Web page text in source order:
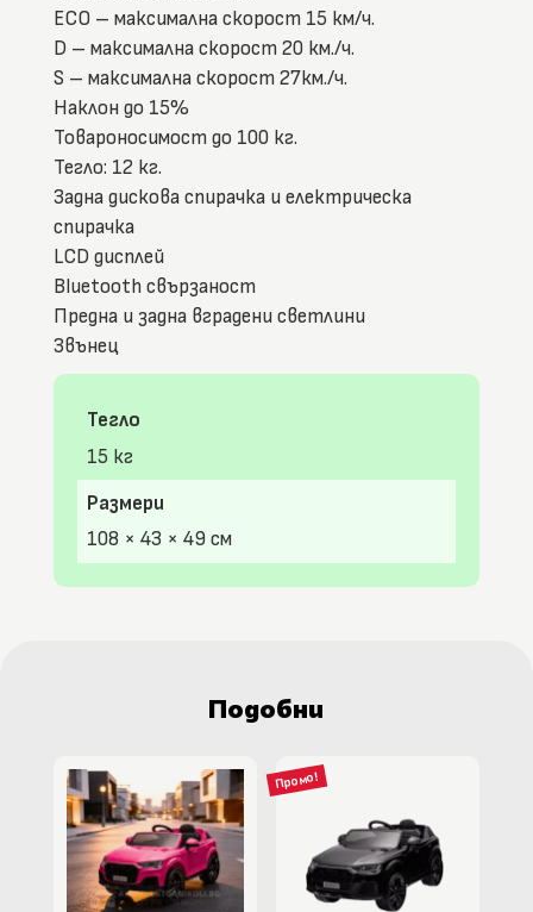
ECO – максимална скорост 15 км/ч.
D – максимална скорост 20 км./ч.
S – максимална скорост 27км./ч.
Наклон до 15%
Товароносимост до 100 кг.
Тегло: 12 кг.
Задна дискова спирачка и електрическа
спирачка
LCD дисплей
Bluetooth свързаност
Предна и задна вградени светлини
Звънец
Тегло
15 кг
Размери
108 × 43 × 49 см
Подобни
Промо!